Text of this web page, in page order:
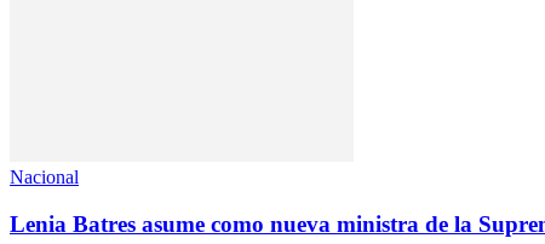
Nacional
Lenia Batres asume como nueva ministra de la